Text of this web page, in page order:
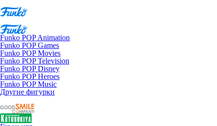
Funko POP Animation
Funko POP Games
Funko POP Movies
Funko POP Television
Funko POP Disney
Funko POP Heroes
Funko POP Music
Другие фигурки